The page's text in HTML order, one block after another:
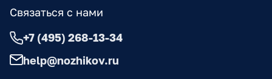
Связаться с нами
+7 (495) 268-13-34
help@nozhikov.ru